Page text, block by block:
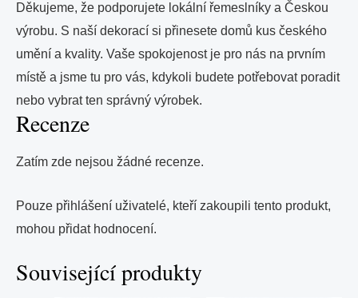
Děkujeme, že podporujete lokální řemeslníky a Českou
výrobu. S naší dekorací si přinesete domů kus českého
umění a kvality. Vaše spokojenost je pro nás na prvním
místě a jsme tu pro vás, kdykoli budete potřebovat poradit
nebo vybrat ten správný výrobek.
Recenze
Zatím zde nejsou žádné recenze.
Pouze přihlášení uživatelé, kteří zakoupili tento produkt,
mohou přidat hodnocení.
Související produkty